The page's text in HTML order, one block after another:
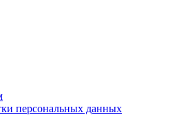
персональных данных